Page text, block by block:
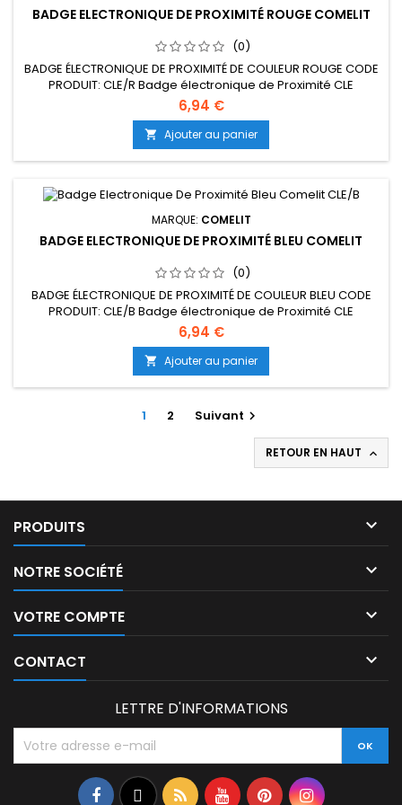
BADGE ELECTRONIQUE DE PROXIMITÉ ROUGE COMELIT
(0)
BADGE ÉLECTRONIQUE DE PROXIMITÉ DE COULEUR ROUGE CODE
PRODUIT: CLE/R Badge électronique de Proximité CLE
programmable avec les logiciels RÉSILIGHT, LAGUNE, RÉSIDOR
OU RÉSIPRO La programmation s'effectue à l'aide d'un
encodeur USB. - Format porte clé en matériau ABS Gravé.
Dimensions : 41 x 35 x 4 mm. - 10 couleurs possibles par
appartement
6,94 €
 Ajouter au panier
MARQUE: COMELIT
BADGE ELECTRONIQUE DE PROXIMITÉ BLEU COMELIT
(0)
BADGE ÉLECTRONIQUE DE PROXIMITÉ DE COULEUR BLEU CODE
PRODUIT: CLE/B Badge électronique de Proximité CLE
programmable avec les logiciels RÉSILIGHT, LAGUNE, RÉSIDOR
OU RÉSIPRO La programmation s'effectue à l'aide d'un
encodeur USB. - Format porte clé en matériau ABS Gravé.
Dimensions : 41 x 35 x 4 mm. - 10 couleurs possibles par
appartement
6,94 €
 Ajouter au panier
1 2 Suivant 
RETOUR EN HAUT 
PRODUITS 
NOTRE SOCIÉTÉ 
VOTRE COMPTE 
CONTACT 
LETTRE D'INFORMATIONS
Facebook
TwitterRss YouTubePinterestInstagram